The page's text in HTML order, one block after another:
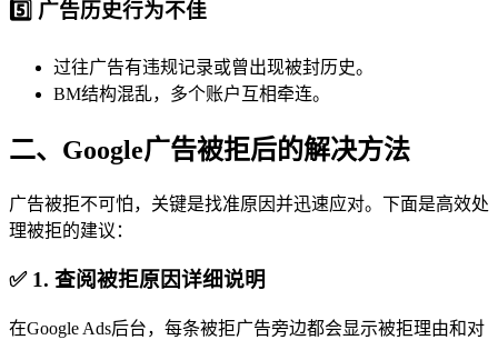
5️⃣ 广告历史行为不佳
过往广告有违规记录或曾出现被封历史。
BM结构混乱，多个账户互相牵连。
二、Google广告被拒后的解决方法
广告被拒不可怕，关键是找准原因并迅速应对。下面是高效处
理被拒的建议：
✅ 1. 查阅被拒原因详细说明
在Google Ads后台，每条被拒广告旁边都会显示被拒理由和对